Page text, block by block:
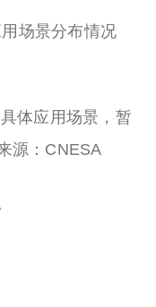
场景分布情况
体应用场景，暂
源：CNESA